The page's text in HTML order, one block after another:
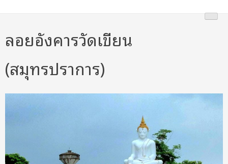
ลอยอังคารวัดเขียน
(สมุทรปราการ)